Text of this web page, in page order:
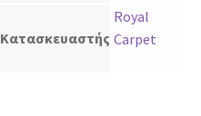
Κατασκευαστής
Royal
Carpet